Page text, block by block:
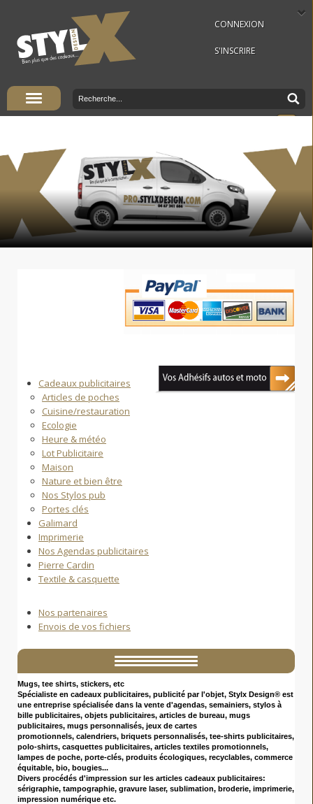
CONNEXION
S'INSCRIRE
Vous êtes ici :Accueil»Cadeaux publicitaires»Lot
Publicitaire
Cadeaux publicitaires
Articles de poches
Cuisine/restauration
Ecologie
Heure & météo
Lot Publicitaire
Maison
Nature et bien être
Nos Stylos pub
Portes clés
Galimard
Imprimerie
Nos Agendas publicitaires
Pierre Cardin
Textile & casquette
Nos partenaires
Envois de vos fichiers
Mugs, tee shirts, stickers, etc
Spécialiste en cadeaux publicitaires, publicité par l'objet, Stylx Design® est
une entreprise spécialisée dans la vente d'agendas, semainiers, stylos à
bille publicitaires, objets publicitaires, articles de bureau, mugs
publicitaires, mugs personnalisés, jeux de cartes
promotionnels, calendriers, briquets personnalisés, tee-shirts publicitaires,
polo-shirts, casquettes publicitaires, articles textiles promotionnels,
lampes de poche, porte-clés, produits écologiques, recyclables, commerce
équitable, bio, bougies...
Divers procédés d'impression sur les articles cadeaux publicitaires:
sérigraphie, tampographie, gravure laser, sublimation, broderie, imprimerie,
impression numérique etc.